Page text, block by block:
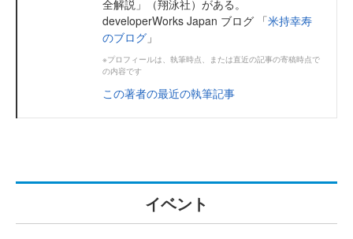
全解説」（翔泳社）がある。
developerWorks Japan ブログ 「米持幸寿
のブログ 」
※プロフィールは、執筆時点、または直近の記事の寄稿時点で
の内容です
この著者の最近の執筆記事
イベント